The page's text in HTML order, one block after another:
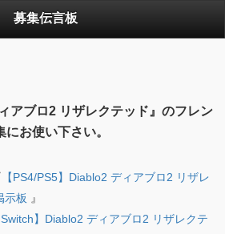
募集伝言板
アブロ2 リザレクテッド』のフレン
にお使い下さい。
【PS4/PS5】Diablo2 ディアブロ2 リザレ
示板 』
Switch】Diablo2 ディアブロ2 リザレクテ